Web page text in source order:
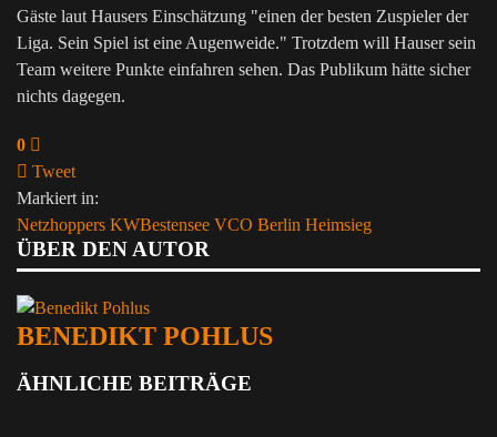
Gäste laut Hausers Einschätzung "einen der besten Zuspieler der
Liga. Sein Spiel ist eine Augenweide." Trotzdem will Hauser sein
Team weitere Punkte einfahren sehen. Das Publikum hätte sicher
nichts dagegen.
0
Tweet
pinterest
Markiert in:
Netzhoppers KWBestensee VCO Berlin Heimsieg
ÜBER DEN AUTOR
BENEDIKT POHLUS
ÄHNLICHE BEITRÄGE